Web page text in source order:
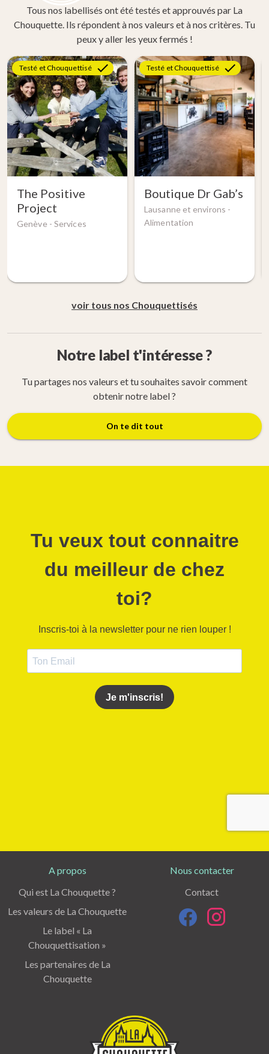
Tous nos labellisés ont été testés et approuvés par La
Chouquette. Ils répondent à nos valeurs et à nos critères. Tu
peux y aller les yeux fermés !
Testé et Chouquettisé
The Positive
Project
Genève - Services
Testé et Chouquettisé
Boutique Dr Gab’s
Lausanne et environs -
Alimentation
voir tous nos Chouquettisés
Notre label t'intéresse ?
Tu partages nos valeurs et tu souhaites savoir comment
obtenir notre label ?
On te dit tout
A propos
Qui est La Chouquette ?
Les valeurs de La Chouquette
Le label « La
Chouquettisation »
Les partenaires de La
Chouquette
Nous contacter
Contact